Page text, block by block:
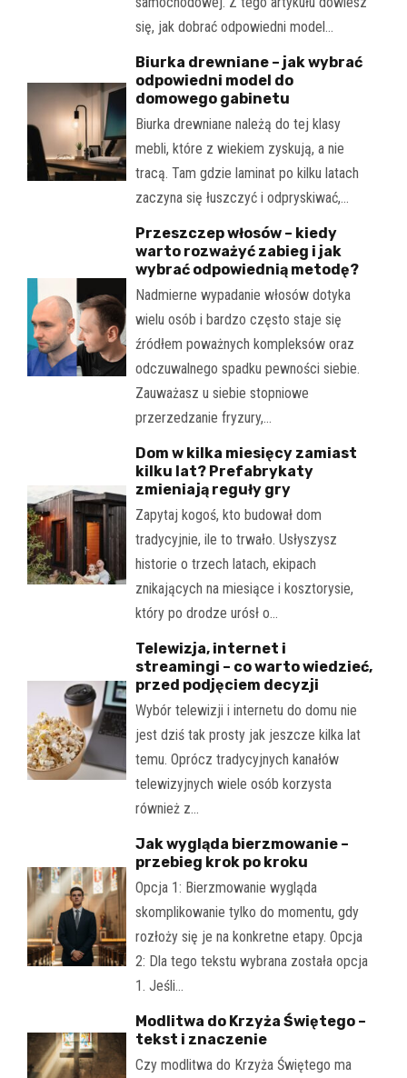
się, jak dobrać odpowiedni model…
Biurka drewniane – jak wybrać
odpowiedni model do
domowego gabinetu
Biurka drewniane należą do tej klasy
mebli, które z wiekiem zyskują, a nie
tracą. Tam gdzie laminat po kilku latach
zaczyna się łuszczyć i odpryskiwać,…
Przeszczep włosów – kiedy
warto rozważyć zabieg i jak
wybrać odpowiednią metodę?
Nadmierne wypadanie włosów dotyka
wielu osób i bardzo często staje się
źródłem poważnych kompleksów oraz
odczuwalnego spadku pewności siebie.
Zauważasz u siebie stopniowe
przerzedzanie fryzury,…
Dom w kilka miesięcy zamiast
kilku lat? Prefabrykaty
zmieniają reguły gry
Zapytaj kogoś, kto budował dom
tradycyjnie, ile to trwało. Usłyszysz
historie o trzech latach, ekipach
znikających na miesiące i kosztorysie,
który po drodze urósł o…
Telewizja, internet i
streamingi – co warto wiedzieć,
przed podjęciem decyzji
Wybór telewizji i internetu do domu nie
jest dziś tak prosty jak jeszcze kilka lat
temu. Oprócz tradycyjnych kanałów
telewizyjnych wiele osób korzysta
również z…
Jak wygląda bierzmowanie –
przebieg krok po kroku
Opcja 1: Bierzmowanie wygląda
skomplikowanie tylko do momentu, gdy
rozłoży się je na konkretne etapy. Opcja
2: Dla tego tekstu wybrana została opcja
1. Jeśli…
Modlitwa do Krzyża Świętego –
tekst i znaczenie
Czy modlitwa do Krzyża Świętego ma